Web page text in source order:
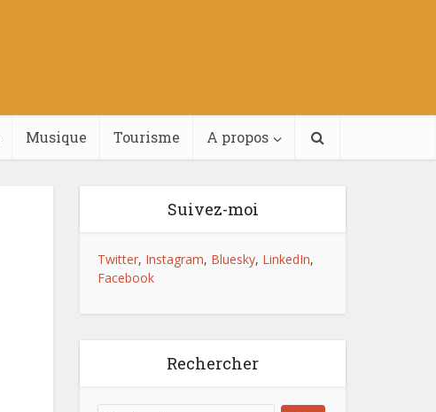
Musique Tourisme A propos
Suivez-moi
Twitter, Instagram, Bluesky, LinkedIn,
Facebook
Rechercher